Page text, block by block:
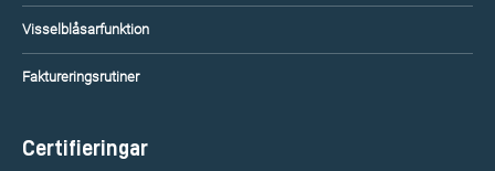
Visselblåsarfunktion
Faktureringsrutiner
Certifieringar